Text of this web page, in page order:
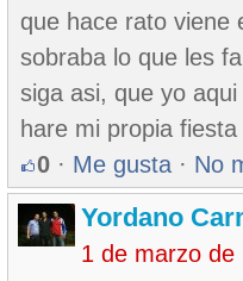
que hace rato viene
sobraba lo que les
siga asi, que yo
hare mi propia
0 · Me gusta · No
Yordano
1 de marzo de